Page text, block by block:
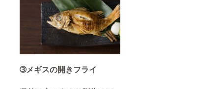
➂メギスの開きフライ